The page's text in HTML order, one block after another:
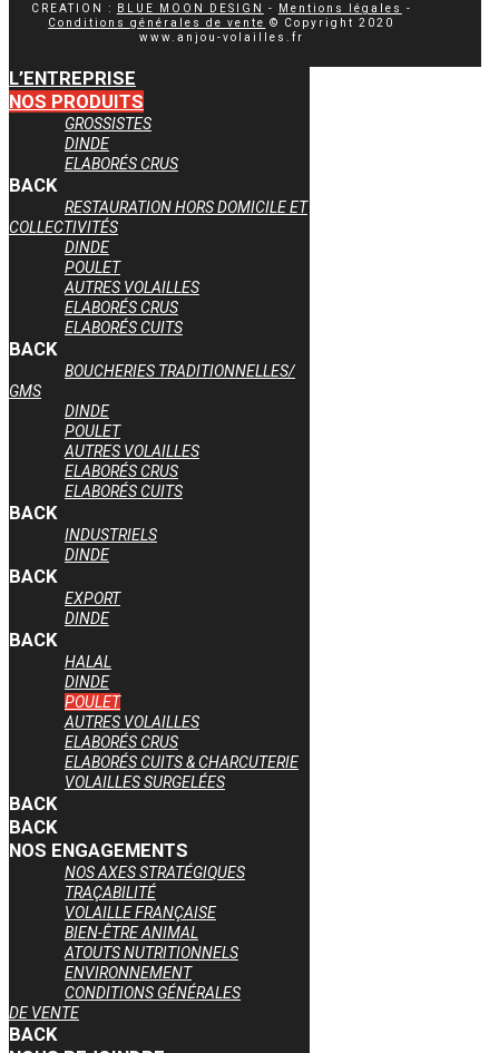
CREATION : BLUE MOON DESIGN - Mentions légales
-
Conditions générales de vente © Copyright 2020
www.anjou-volailles.fr
L’ENTREPRISE
NOS PRODUITS
GROSSISTES
DINDE
ELABORÉS CRUS
BACK
RESTAURATION HORS DOMICILE ET
COLLECTIVITÉS
DINDE
POULET
AUTRES VOLAILLES
ELABORÉS CRUS
ELABORÉS CUITS
BACK
BOUCHERIES TRADITIONNELLES/
GMS
DINDE
POULET
AUTRES VOLAILLES
ELABORÉS CRUS
ELABORÉS CUITS
BACK
INDUSTRIELS
DINDE
BACK
EXPORT
DINDE
BACK
HALAL
DINDE
POULET
AUTRES VOLAILLES
ELABORÉS CRUS
ELABORÉS CUITS & CHARCUTERIE
VOLAILLES SURGELÉES
BACK
BACK
NOS ENGAGEMENTS
NOS AXES STRATÉGIQUES
TRAÇABILITÉ
VOLAILLE FRANÇAISE
BIEN-ÊTRE ANIMAL
ATOUTS NUTRITIONNELS
ENVIRONNEMENT
CONDITIONS GÉNÉRALES
DE VENTE
BACK